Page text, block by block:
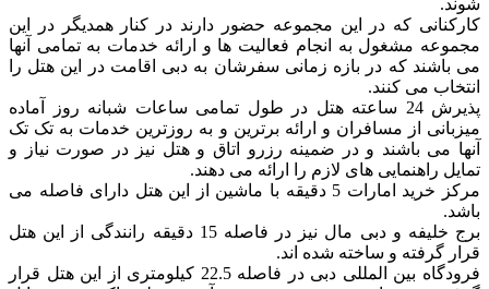
کارکنانی که در این مجموعه حضور دارند در کنار همدیگر در این
مجموعه مشغول به انجام فعالیت ها و ارائه خدمات به تمامی آنها
می باشند که در بازه زمانی سفرشان به دبی اقامت در این هتل را
انتخاب می کنند.
پذیرش 24 ساعته هتل در طول تمامی ساعات شبانه روز آماده
میزبانی از مسافران و ارائه برترین و به روزترین خدمات به تک تک
آنها می باشند و در ضمینه رزرو اتاق و هتل نیز در صورت نیاز و
تمایل راهنمایی های لازم را ارائه می دهند.
مرکز خرید امارات 5 دقیقه با ماشین از این هتل دارای فاصله می
باشد.
برج خلیفه و دبی مال نیز در فاصله 15 دقیقه رانندگی از این هتل
قرار گرفته و ساخته شده اند.
فرودگاه بین المللی دبی در فاصله 22.5 کیلومتری از این هتل قرار